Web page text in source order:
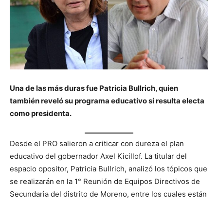
Una de las más duras fue Patricia Bullrich, quien
también reveló su programa educativo si resulta electa
como presidenta.
Desde el PRO salieron a criticar con dureza el plan
educativo del gobernador Axel Kicillof. La titular del
espacio opositor, Patricia Bullrich, analizó los tópicos que
se realizarán en la 1° Reunión de Equipos Directivos de
Secundaria del distrito de Moreno, entre los cuales están